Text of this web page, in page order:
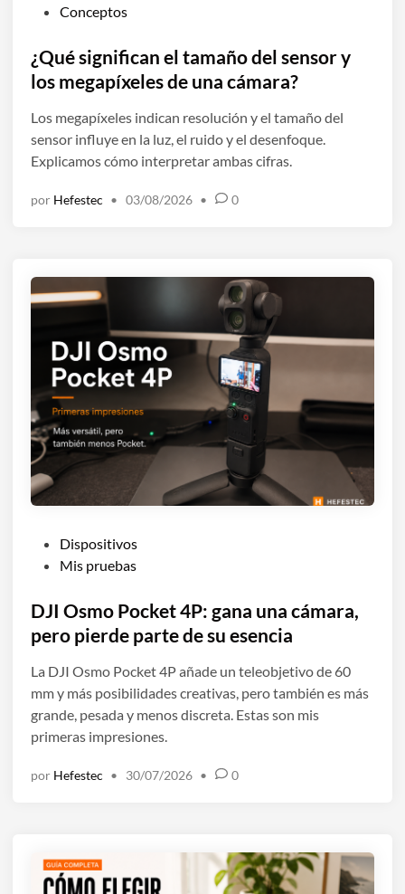
b
l
c
a
d
e
Conceptos
¿Qué significan el tamaño del sensor y
los megapíxeles de una cámara?
Los megapíxeles indican resolución y el tamaño del
sensor influye en la luz, el ruido y el desenfoque.
Explicamos cómo interpretar ambas cifras.
por Hefestec • 03/08/2026 • 0
l
i
c
a
d
o
e
Dispositivos
Mis pruebas
DJI Osmo Pocket 4P: gana una cámara,
pero pierde parte de su esencia
La DJI Osmo Pocket 4P añade un teleobjetivo de 60
mm y más posibilidades creativas, pero también es más
grande, pesada y menos discreta. Estas son mis
primeras impresiones.
por Hefestec • 30/07/2026 • 0